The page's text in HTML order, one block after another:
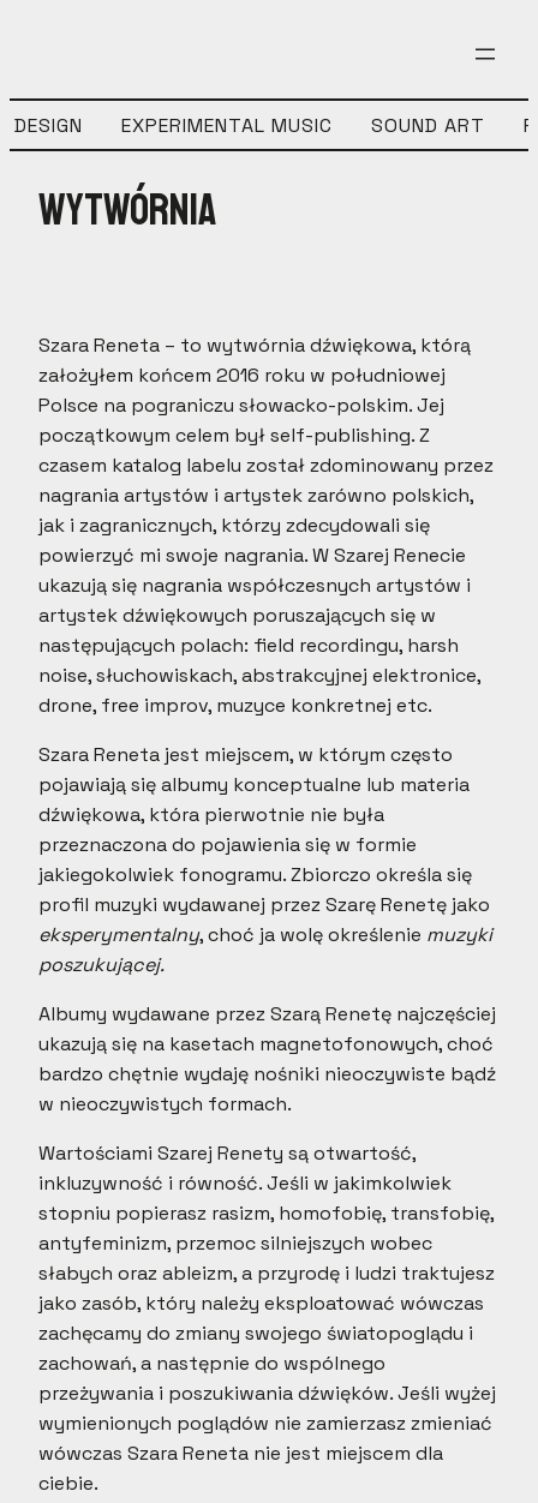
EXPERIMENTAL MUSIC SOUND ART
Wytwórnia
Szara Reneta – to wytwórnia dźwiękowa, którą
założyłem końcem 2016 roku w południowej
Polsce na pograniczu słowacko-polskim. Jej
początkowym celem był self-publishing. Z
czasem katalog labelu został zdominowany przez
nagrania artystów i artystek zarówno polskich,
jak i zagranicznych, którzy zdecydowali się
powierzyć mi swoje nagrania. W Szarej Renecie
ukazują się nagrania współczesnych artystów i
artystek dźwiękowych poruszających się w
następujących polach: field recordingu, harsh
noise, słuchowiskach, abstrakcyjnej elektronice,
drone, free improv, muzyce konkretnej etc.
Szara Reneta jest miejscem, w którym często
pojawiają się albumy konceptualne lub materia
dźwiękowa, która pierwotnie nie była
przeznaczona do pojawienia się w formie
jakiegokolwiek fonogramu. Zbiorczo określa się
profil muzyki wydawanej przez Szarę Renetę jako
eksperymentalny, choć ja wolę określenie muzyki
poszukującej.
Albumy wydawane przez Szarą Renetę najczęściej
ukazują się na kasetach magnetofonowych, choć
bardzo chętnie wydaję nośniki nieoczywiste bądź
w nieoczywistych formach.
Wartościami Szarej Renety są otwartość,
inkluzywność i równość. Jeśli w jakimkolwiek
stopniu popierasz rasizm, homofobię, transfobię,
antyfeminizm, przemoc silniejszych wobec
słabych oraz ableizm, a przyrodę i ludzi traktujesz
jako zasób, który należy eksploatować wówczas
zachęcamy do zmiany swojego światopoglądu i
zachowań, a następnie do wspólnego
przeżywania i poszukiwania dźwięków. Jeśli wyżej
wymienionych poglądów nie zamierzasz zmieniać
wówczas Szara Reneta nie jest miejscem dla
ciebie.